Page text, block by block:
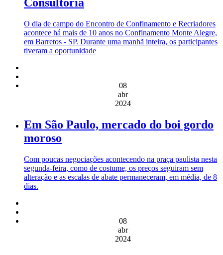
Consultoria
O dia de campo do Encontro de Confinamento e Recriadores
acontece há mais de 10 anos no Confinamento Monte Alegre,
em Barretos - SP. Durante uma manhã inteira, os participantes
tiveram a oportunidade
08
abr
2024
Em São Paulo, mercado do boi gordo
moroso
Com poucas negociações acontecendo na praça paulista nesta
segunda-feira, como de costume, os preços seguiram sem
alteração e as escalas de abate permaneceram, em média, de 8
dias.
08
abr
2024